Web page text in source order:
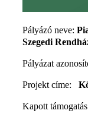
Pályázó neve:
Szegedi
Pályázat
Projekt címe:
Kapott